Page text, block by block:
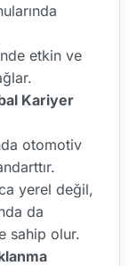
etkin ve
Kariyer
otomotiv
yerel değil,
da
sahip olur.